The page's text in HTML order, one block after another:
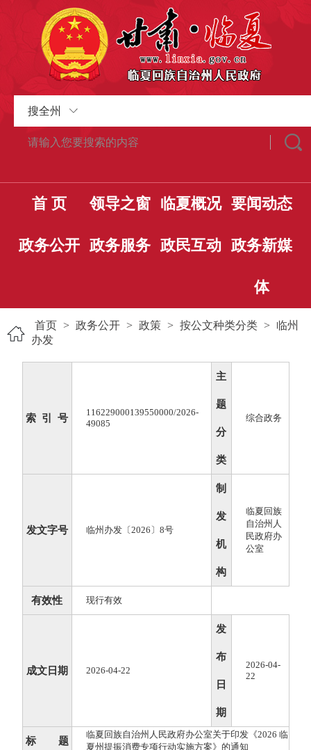
搜全州
首 页 领导之窗 临夏概况 要闻动态
政务公开 政务服务 政民互动 政务新媒
体
首页 > 政务公开 > 政策 > 按公文种类分类 > 临州
办发
索 引 号
116229000139550000/2026-
49085
主
题
分
类
综合政务
发文字号 临州办发〔2026〕8号
制
发
机
构
临夏回族
自治州人
民政府办
公室
有效性 现行有效
成文日期 2026-04-22
发
布
日
期
2026-04-
22
标 题
临夏回族自治州人民政府办公室关于印发《2026 临
夏州提振消费专项行动实施方案》的通知